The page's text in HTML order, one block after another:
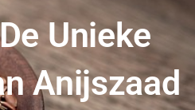
Unieke
Anijszaad